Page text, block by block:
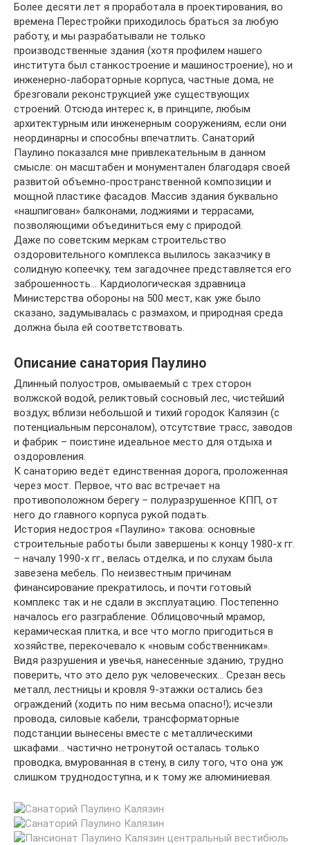
Более десяти лет я проработала в проектирования, во
времена Перестройки приходилось браться за любую
работу, и мы разрабатывали не только
производственные здания (хотя профилем нашего
института был станкостроение и машиностроение), но и
инженерно-лабораторные корпуса, частные дома, не
брезговали реконструкцией уже существующих
строений. Отсюда интерес к, в принципе, любым
архитектурным или инженерным сооружениям, если они
неординарны и способны впечатлить. Санаторий
Паулино показался мне привлекательным в данном
смысле: он масштабен и монументален благодаря своей
развитой объемно-пространственной композиции и
мощной пластике фасадов. Массив здания буквально
«нашпигован» балконами, лоджиями и террасами,
позволяющими объединиться ему с природой.
Даже по советским меркам строительство
оздоровительного комплекса вылилось заказчику в
солидную копеечку, тем загадочнее представляется его
заброшенность… Кардиологическая здравница
Министерства обороны на 500 мест, как уже было
сказано, задумывалась с размахом, и природная среда
должна была ей соответствовать.
Описание санатория Паулино
Длинный полуостров, омываемый с трех сторон
волжской водой, реликтовый сосновый лес, чистейший
воздух; вблизи небольшой и тихий городок Калязин (с
потенциальным персоналом), отсутствие трасс, заводов
и фабрик – поистине идеальное место для отдыха и
оздоровления.
К санаторию ведёт единственная дорога, проложенная
через мост. Первое, что вас встречает на
противоположном берегу – полуразрушенное КПП, от
него до главного корпуса рукой подать.
История недостроя «Паулино» такова: основные
строительные работы были завершены к концу 1980-х гг.
– началу 1990-х гг., велась отделка, и по слухам была
завезена мебель. По неизвестным причинам
финансирование прекратилось, и почти готовый
комплекс так и не сдали в эксплуатацию. Постепенно
началось его разграбление. Облицовочный мрамор,
керамическая плитка, и все что могло пригодиться в
хозяйстве, перекочевало к «новым собственникам».
Видя разрушения и увечья, нанесенные зданию, трудно
поверить, что это дело рук человеческих… Срезан весь
металл, лестницы и кровля 9-этажки остались без
ограждений (ходить по ним весьма опасно!); исчезли
провода, силовые кабели, трансформаторные
подстанции вынесены вместе с металлическими
шкафами… частично нетронутой осталась только
проводка, вмурованная в стену, в силу того, что она уж
слишком труднодоступна, и к тому же алюминиевая.